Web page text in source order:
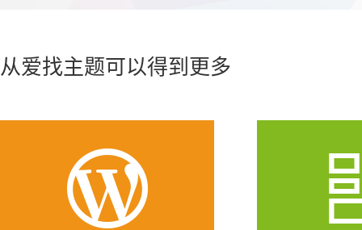
从爱找主题可以得到更多
